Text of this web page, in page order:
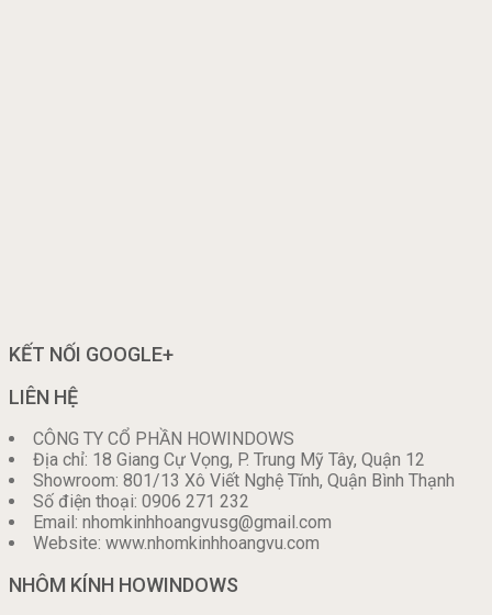
KẾT NỐI GOOGLE+
LIÊN HỆ
CÔNG TY CỔ PHẦN HOWINDOWS
Địa chỉ: 18 Giang Cự Vọng, P. Trung Mỹ Tây, Quận 12
Showroom: 801/13 Xô Viết Nghệ Tĩnh, Quận Bình Thạnh
Số điện thoại: 0906 271 232
Email: nhomkinhhoangvusg@gmail.com
Website: www.nhomkinhhoangvu.com
NHÔM KÍNH HOWINDOWS